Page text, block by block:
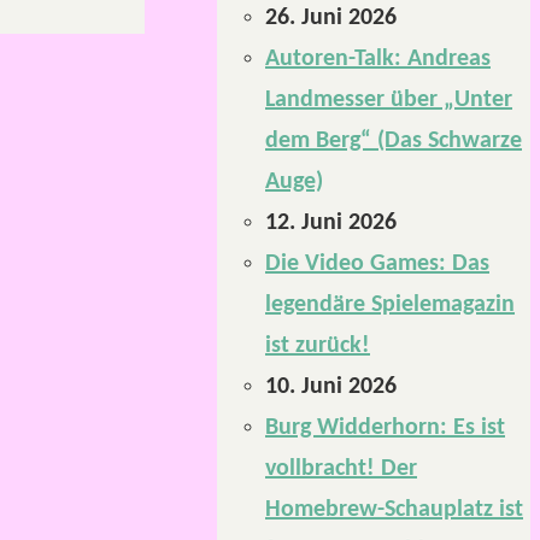
26. Juni 2026
Autoren-Talk: Andreas
Landmesser über „Unter
dem Berg“ (Das Schwarze
Auge)
12. Juni 2026
Die Video Games: Das
legendäre Spielemagazin
ist zurück!
10. Juni 2026
Burg Widderhorn: Es ist
vollbracht! Der
Homebrew-Schauplatz ist